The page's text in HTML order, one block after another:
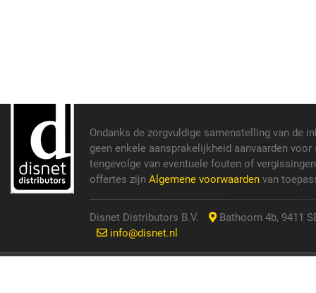
Ondanks de zorgvuldige samenstelling van de
geen enkele aansprakelijkheid aanvaarden
tengevolge van eventuele fouten of
offertes zijn Algemene voorwaarden van
Disnet Distributors B.V.
Bathoorn 4b, 9411
info@disnet.nl